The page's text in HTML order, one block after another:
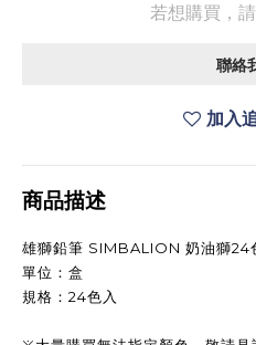
若想購買，請
聯絡
加入
商品描述
雄獅鉛筆 SIMBALION 奶油獅24
單位：盒
規格：24色入